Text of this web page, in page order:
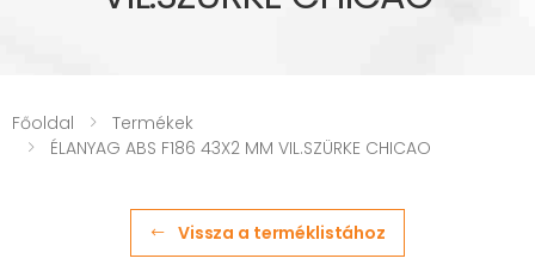
Főoldal
Termékek
ÉLANYAG ABS F186 43X2 MM VIL.SZÜRKE CHICAO
Vissza a terméklistához